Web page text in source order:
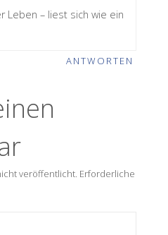
Leben – liest sich wie ein
ANTWORTEN
veröffentlicht. Erforderliche